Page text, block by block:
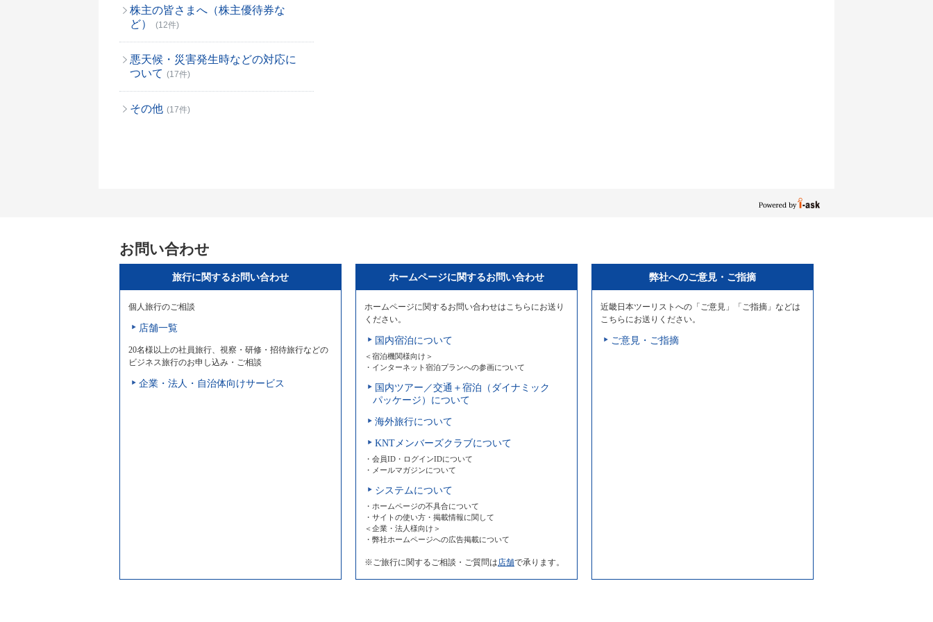
株主の皆さまへ（株主優待券な
ど）
(12件)
悪天候・災害発生時などの対応に
ついて (17件)
その他 (17件)
お問い合わせ
旅行に関するお問い合わせ
個人旅行のご相談
店舗一覧
20名様以上の社員旅行、視察・研修・招待旅行などの
ビジネス旅行のお申し込み・ご相談
企業・法人・自治体向けサービス
ホームページに関するお問い合わせ
ホームページに関するお問い合わせはこちらにお送り
ください。
国内宿泊について
＜宿泊機関様向け＞
・インターネット宿泊プランへの参画について
国内ツアー／交通＋宿泊（ダイナミック
パッケージ）について
海外旅行について
KNTメンバーズクラブについて
・会員ID・ログインIDについて
・メールマガジンについて
システムについて
・ホームページの不具合について
・サイトの使い方・掲載情報に関して
＜企業・法人様向け＞
・弊社ホームページへの広告掲載について
※ご旅行に関するご相談・ご質問は店舗で承ります。
弊社へのご意見・ご指摘
近畿日本ツーリストへの「ご意見」「ご指摘」などは
こちらにお送りください。
ご意見・ご指摘